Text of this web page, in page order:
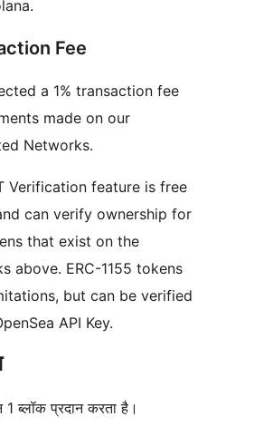
Fee
a 1% transaction fee
made on our
Networks.
Verification feature is free
can verify ownership for
that exist on the
above. ERC-1155 tokens
but can be verified
API Key.
1 ब्लॉक प्रदान करता है।